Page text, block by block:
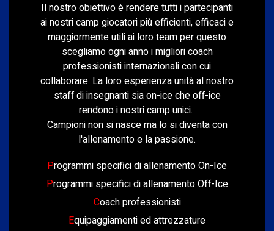
Il nostro obiettivo è rendere tutti i partecipanti
ai nostri camp giocatori più efficienti, efficaci e
maggiormente utili ai loro team per questo
scegliamo ogni anno i migliori coach
professionisti internazionali con cui
collaborare. La loro esperienza unità al nostro
staff di insegnanti sia on-ice che off-ice
rendono i nostri camp unici.
Campioni non si nasce ma lo si diventa con
l'allenamento e la passione.
Programmi specifici di allenamento On-Ice
Programmi specifici di allenamento Off-Ice
Coach professionisti
Equipaggiamenti ed attrezzature